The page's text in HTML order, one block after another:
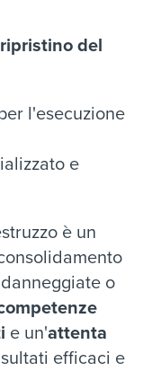
del
l'esecuzione
e
è un
o
e un'attenta
efficaci e